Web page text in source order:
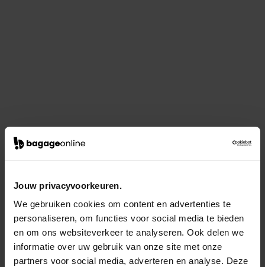
Jouw privacyvoorkeuren.
We gebruiken cookies om content en advertenties te
personaliseren, om functies voor social media te bieden
en om ons websiteverkeer te analyseren. Ook delen we
informatie over uw gebruik van onze site met onze
partners voor social media, adverteren en analyse. Deze